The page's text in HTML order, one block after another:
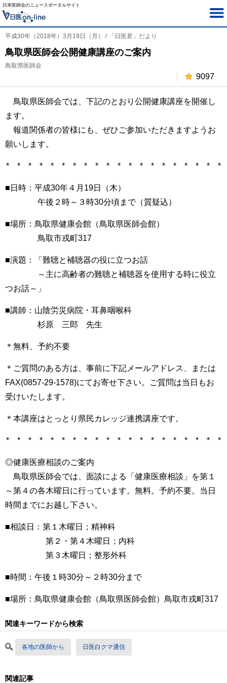
日本医師会のニュースポータルサイト
平成30年（2018年）3月19日（月） / 「日医君」だより
鳥取県医師会公開健康講座のご案内
鳥取県医師会
9097
鳥取県医師会では、下記のとおり公開健康講座を開催し
ます。
報道関係者の皆様にも、ぜひご参加いただきますようお
願いします。
* * * * * * * * * * * * * * * * * * * *
■日時：平成30年４月19日（木）
午後２時～３時30分頃まで（質疑込）
■場所：鳥取県健康会館（鳥取県医師会館）
鳥取市戎町317
■演題：「難聴と補聴器の役に立つお話
～主に高齢者の難聴と補聴器を使用する時に役立
つお話～」
■講師：山陰労災病院・耳鼻咽喉科
杉原 三郎 先生
＊無料、予約不要
＊ご質問のある方は、事前に下記メールアドレス、または
FAX(0857-29-1578)にてお寄せ下さい。ご質問は当日もお
受けいたします。
＊本講座はとっとり県民カレッジ連携講座です。
* * * * * * * * * * * * * * * * * * * *
◎健康医療相談のご案内
鳥取県医師会では、面談による「健康医療相談」を第１
～第４の各木曜日に行っています。無料。予約不要。当日
時間までにお越し下さい。
■相談日：第１木曜日；精神科
第２・第４木曜日；内科
第３木曜日；整形外科
■時間：午後１時30分～２時30分まで
■場所：鳥取県健康会館（鳥取県医師会館）鳥取市戎町317
関連キーワードから検索
各地の医師から 日医白クマ通信
関連記事